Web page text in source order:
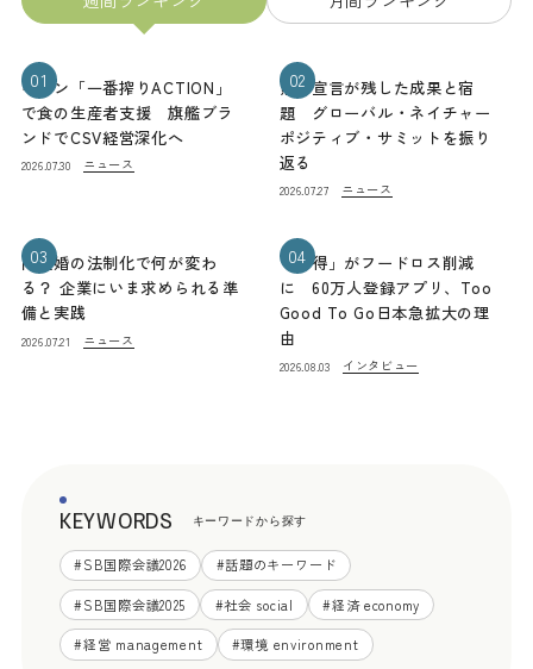
01
キリン「一番搾りACTION」
で食の生産者支援 旗艦ブラ
ンドでCSV経営深化へ
2026.07.30 ニュース
02
熊本宣言が残した成果と宿
題 グローバル・ネイチャー
ポジティブ・サミットを振り
返る
2026.07.27 ニュース
03
同性婚の法制化で何が変わ
る？ 企業にいま求められる準
備と実践
2026.07.21 ニュース
04
「お得」がフードロス削減
に 60万人登録アプリ、Too
Good To Go日本急拡大の理
由
2026.08.03 インタビュー
KEYWORDS キーワードから探す
#SB国際会議2026 #話題のキーワード
#SB国際会議2025 #社会 social #経済 economy
#経営 management #環境 environment